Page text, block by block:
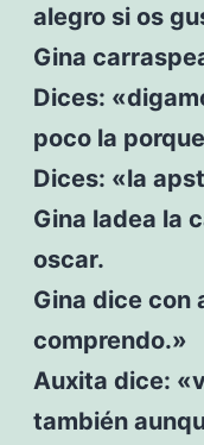
alegro si os
Gina
Dices:
poco la
Dices: «la
Gina ladea la
oscar.
Gina dice con
comprendo.»
Auxita dice:
también